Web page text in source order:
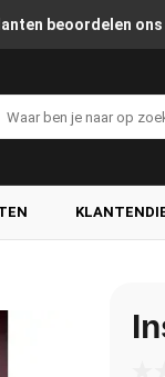
beoordelen